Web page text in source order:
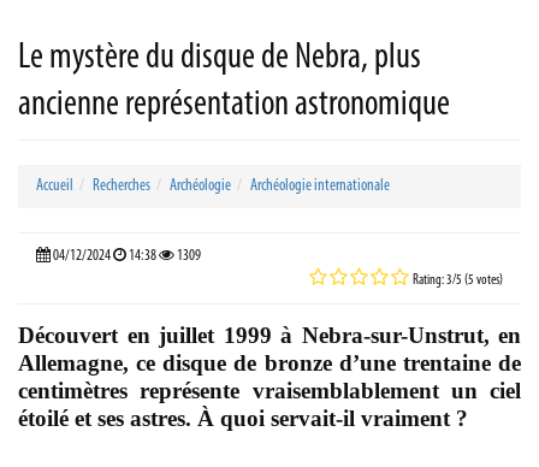
Le mystère du disque de Nebra, plus
ancienne représentation astronomique
Accueil Recherches Archéologie Archéologie internationale
04/12/2024 14:38 1309
Rating: 3/5 (5 votes)
Découvert en juillet 1999 à Nebra-sur-Unstrut, en
Allemagne, ce disque de bronze d’une trentaine de
centimètres représente vraisemblablement un ciel
étoilé et ses astres. À quoi servait-il vraiment ?